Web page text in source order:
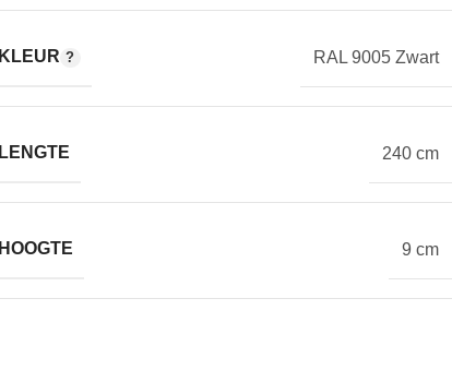
KLEUR RAL 9005 Zwart
LENGTE 240 cm
HOOGTE 9 cm